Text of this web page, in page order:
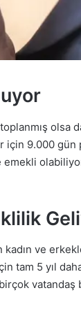
olsa
için 9.000
emekli
kadın ve
tam 5 yıl
vatandaş